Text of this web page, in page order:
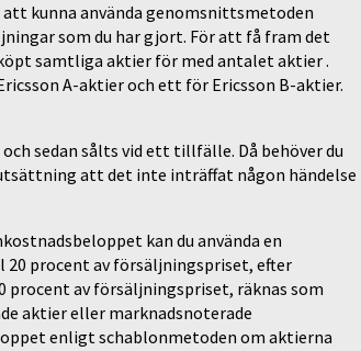
kunna använda genomsnittsmetoden
som du har gjort. För att få fram det
samtliga aktier för med antalet aktier .
A-aktier och ett för Ericsson B-aktier.
sedan sålts vid ett tillfälle. Då behöver du
att det inte inträffat någon händelse
kan du använda en
procent av försäljningspriset, efter
procent av försäljningspriset, räknas som
aktier eller marknadsnoterade
enligt schablonmetoden om aktierna